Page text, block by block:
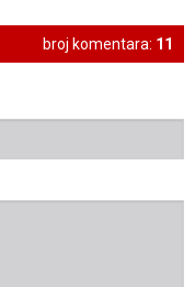
broj komentara: 11